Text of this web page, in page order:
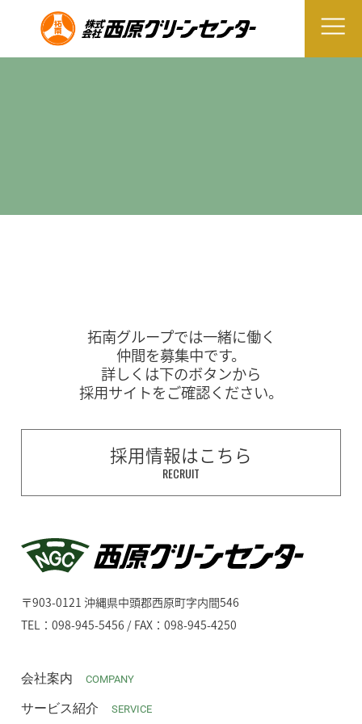
拓南グループでは一緒に働く
仲間を募集中です。
詳しくは下のボタンから
採用サイトをご確認ください。
採用情報はこちら
RECRUIT
〒903-0121 沖縄県中頭郡西原町字内間546
TEL：098-945-5456 / FAX：098-945-4250
会社案内 COMPANY
サービス紹介 SERVICE